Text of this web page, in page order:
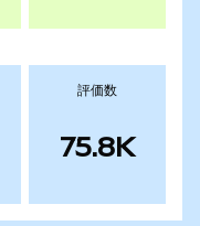
評価数
75.8K